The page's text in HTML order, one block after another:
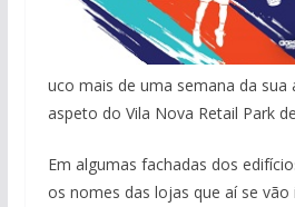
uco mais de uma semana da sua
aspeto do Vila Nova Retail Park
Em algumas fachadas dos
os nomes das lojas que aí se